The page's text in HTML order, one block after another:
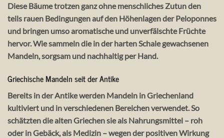
Diese Bäume trotzen ganz ohne menschliches Zutun den
teils rauen Bedingungen auf den Höhenlagen der Peloponnes
und bringen umso aromatische und unverfälschte Früchte
hervor. Wie sammeln die in der harten Schale gewachsenen
Mandeln, sorgsam und nachhaltig per Hand.
Griechische Mandeln seit der Antike
Bereits in der Antike werden Mandeln in Griechenland
kultiviert und in verschiedenen Bereichen verwendet. So
schätzten die alten Griechen sie als Nahrungsmittel – roh
oder in Gebäck, als Medizin – wegen der positiven Wirkung